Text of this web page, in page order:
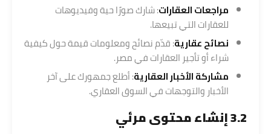
مراجعات العقارات: شارك صورًا حية وفيديوهات
للعقارات التي تبيعها.
نصائح عقارية: قدّم نصائح ومعلومات قيمة حول كيفية
شراء أو تأجير العقارات في مصر.
مشاركة الأخبار العقارية: أطلع جمهورك على آخر
الأخبار والتوجهات في السوق العقاري.
3.2 إنشاء محتوى مرئي